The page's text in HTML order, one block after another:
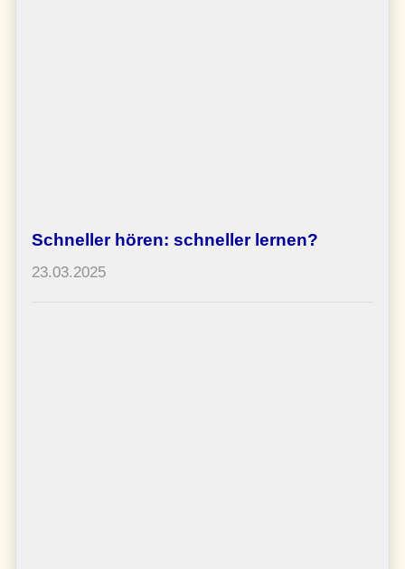
Schneller hören: schneller lernen?
23.03.2025